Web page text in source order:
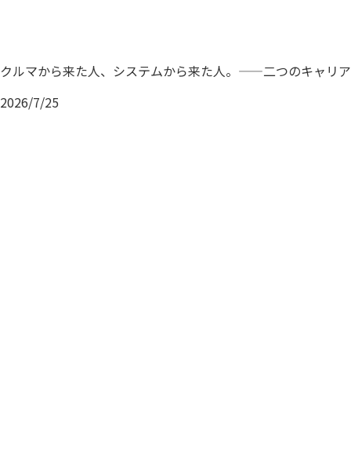
クルマから来た人、システムから来た人。——二つのキャリ
2026/7/25